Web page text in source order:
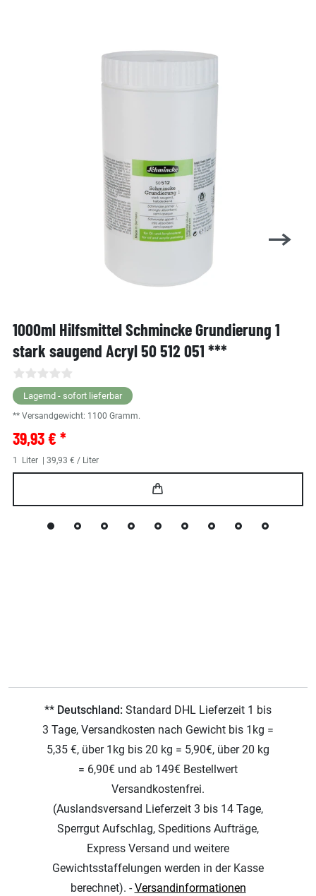
1000ml Hilfsmittel Schmincke Grundierung 1
stark saugend Acryl 50 512 051 ***
Lagernd - sofort lieferbar
** Versandgewicht: 1100 Gramm.
39,93 € *
1 Liter | 39,93 € / Liter
** Deutschland: Standard DHL Lieferzeit 1 bis
3 Tage, Versandkosten nach Gewicht bis 1kg =
5,35 €, über 1kg bis 20 kg = 5,90€, über 20 kg
= 6,90€ und ab 149€ Bestellwert
Versandkostenfrei.
(Auslandsversand Lieferzeit 3 bis 14 Tage,
Sperrgut Aufschlag, Speditions Aufträge,
Express Versand und weitere
Gewichtsstaffelungen werden in der Kasse
berechnet). -Versandinformationen